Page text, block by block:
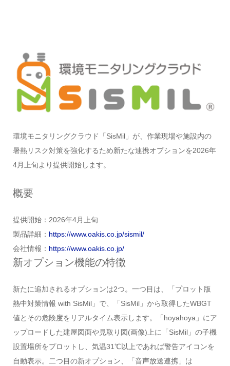
環境モニタリングクラウド「SisMil」が、作業現場や施設内の
暑熱リスク対策を強化するため新たな連携オプションを2026年
4月上旬より提供開始します。
概要
提供開始：2026年4月上旬
製品詳細： https://www.oakis.co.jp/sismil/
会社情報： https://www.oakis.co.jp/
新オプション機能の特徴
新たに追加されるオプションは2つ。一つ目は、「プロット版
熱中対策情報 with SisMil」で、「SisMil」から取得したWBGT
値とその危険度をリアルタイム表示します。「hoyahoya」にア
ップロードした建屋図面や見取り図(画像)上に「SisMil」の子機
設置場所をプロットし、気温31℃以上であれば警告アイコンを
自動表示。二つ目の新オプション、「音声放送連携」は